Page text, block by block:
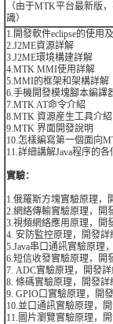
（由于MTK平台最新版
識）
1.開發軟件eclipse的使用
2.J2ME資源詳解
3.J2ME環境構建詳解
4.MTK MMI使用詳解
5.MMI的框架和架構詳解
6.手機開發模塊腳本編譯
7.MTK AT命令介紹
8.MTK 資源産生工具介紹
9.MTK 界面開發說明
10.怎樣編寫第一個面向
11.詳細講解Java程序的
實驗：
1.俄羅斯方塊實驗原理，
2.網絡傳輸實驗原理，開
3.視頻網絡應用原理，開
4. 安防監控原理，開發
5.Java串口通訊實驗原理
6.短信收發實驗原理，開
7. ADC實驗原理，開發
8. 條碼實驗原理，開發
9. GPIO口實驗原理，開
10.並口通訊實驗原理，
11.圖片瀏覽實驗原理，